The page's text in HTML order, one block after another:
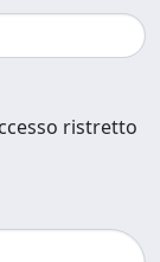
ristretto